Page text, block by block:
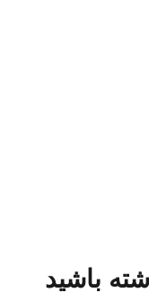
باشید